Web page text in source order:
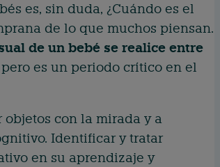
es, sin duda, ¿Cuándo es el
de lo que muchos piensan.
de un bebé se realice entre
es un periodo crítico en el
objetos con la mirada y a
Identificar y tratar
en su aprendizaje y